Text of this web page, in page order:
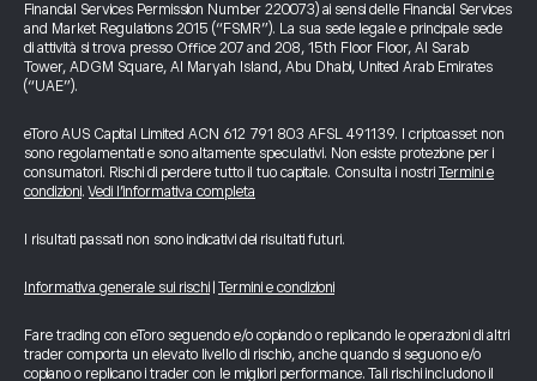
Financial Services Permission Number 220073) ai sensi delle Financial Services
and Market Regulations 2015 (“FSMR”). La sua sede legale e principale sede
di attività si trova presso Office 207 and 208, 15th Floor Floor, Al Sarab
Tower, ADGM Square, Al Maryah Island, Abu Dhabi, United Arab Emirates
(“UAE”).
eToro AUS Capital Limited ACN 612 791 803 AFSL 491139. I criptoasset non
sono regolamentati e sono altamente speculativi. Non esiste protezione per i
consumatori. Rischi di perdere tutto il tuo capitale. Consulta i nostri Termini e
condizioni.Vedi l’informativa completa
I risultati passati non sono indicativi dei risultati futuri.
Informativa generale sui rischi Termini e condizioni
Fare trading con eToro seguendo e/o copiando o replicando le operazioni di altri
trader comporta un elevato livello di rischio, anche quando si seguono e/o
copiano o replicano i trader con le migliori performance. Tali rischi includono il